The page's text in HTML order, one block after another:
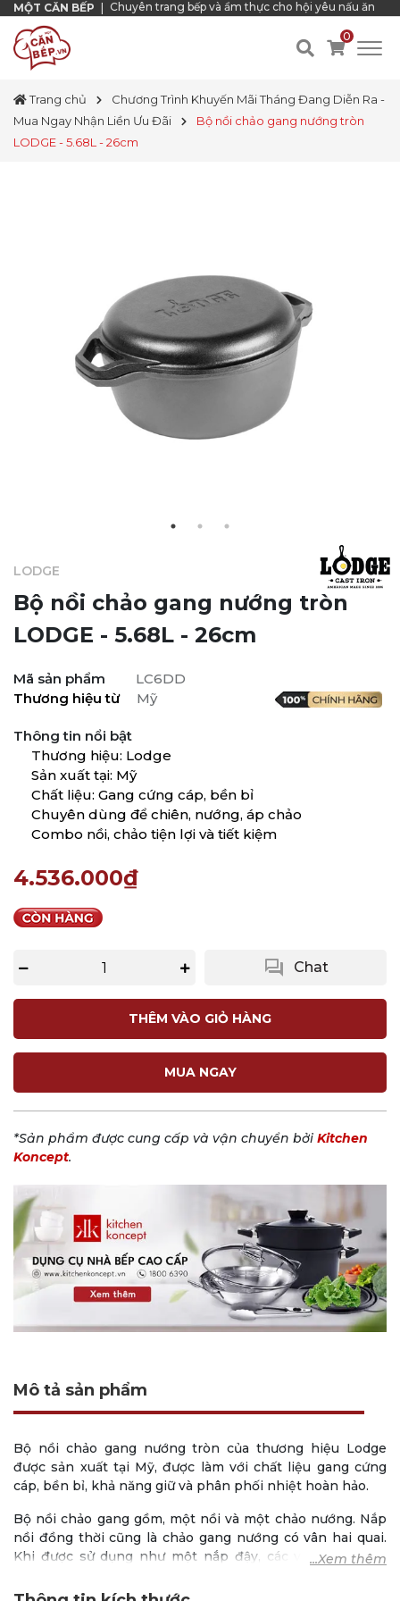
MỘT CĂN BẾP Chuyên trang bếp và ẩm thực cho hội yêu nấu ăn
0
Trang chủ
Chương Trình Khuyến Mãi Tháng Đang Diễn Ra -
Mua Ngay Nhận Liền Ưu Đãi
Bộ nồi chảo gang nướng tròn
LODGE - 5.68L - 26cm
LODGE
Bộ nồi chảo gang nướng tròn
LODGE - 5.68L - 26cm
Mã sản phẩm
LC6DD
Thương hiệu từ
Mỹ
Thông tin nổi bật
Thương hiệu: Lodge
Sản xuất tại: Mỹ
Chất liệu: Gang cứng cáp, bền bỉ
Chuyên dùng để chiên, nướng, áp chảo
Combo nồi, chảo tiện lợi và tiết kiệm
4.536.000₫
question_answer Chat
THÊM VÀO GIỎ HÀNG
MUA NGAY
*Sản phẩm được cung cấp và vận chuyển bởi Kitchen
Koncept.
Mô tả sản phẩm
Bộ nồi chảo gang nướng tròn của thương hiệu Lodge
được sản xuất tại Mỹ, được làm với chất liệu gang cứng
cáp, bền bỉ, khả năng giữ và phân phối nhiệt hoàn hảo.
Bộ nồi chảo gang gồm, một nồi và một chảo nướng. Nắp
nồi đồng thời cũng là chảo gang nướng có vân hai quai.
Khi được sử dụng như một nắp đậy, các vân nướng sẽ